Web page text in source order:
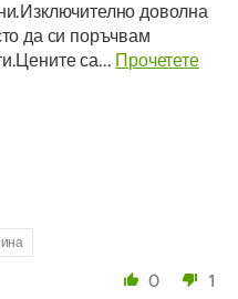
доволна
да си поръчвам
са... Прочетете
0 1